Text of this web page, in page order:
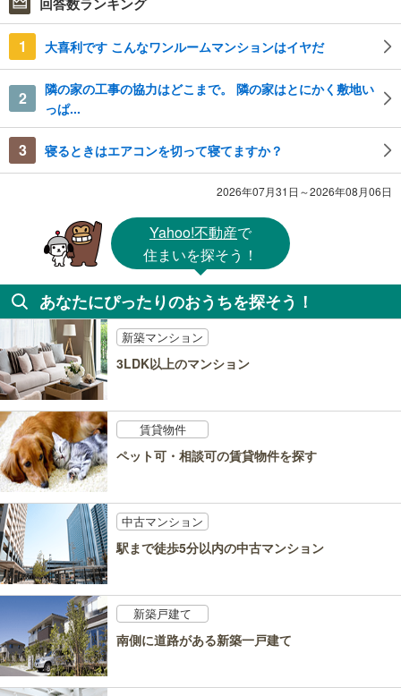
1 大喜利です こんなワンルームマンションはイヤだ
2
隣の家の工事の協力はどこまで。 隣の家はとにかく敷地い
っぱ...
3 寝るときはエアコンを切って寝てますか？
2026年07月31日～2026年08月06日
Yahoo!不動産で
住まいを探そう！
あなたにぴったりのおうちを探そう！
新築マンション
3LDK以上のマンション
賃貸物件
ペット可・相談可の賃貸物件を探す
中古マンション
駅まで徒歩5分以内の中古マンション
新築戸建て
南側に道路がある新築一戸建て